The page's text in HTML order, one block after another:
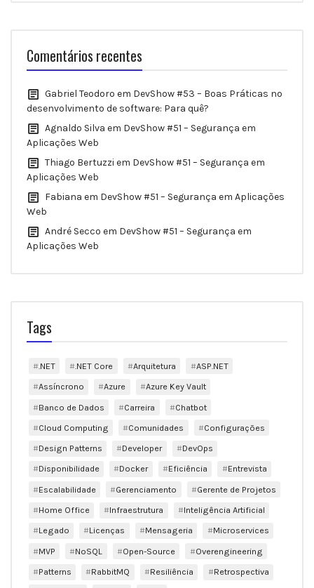
Comentários recentes
Gabriel Teodoro em DevShow #53 – Boas Práticas no
desenvolvimento de software: Para quê?
Agnaldo Silva em DevShow #51 – Segurança em
Aplicações Web
Thiago Bertuzzi em DevShow #51 – Segurança em
Aplicações Web
Fabiana em DevShow #51 – Segurança em Aplicações
Web
André Secco em DevShow #51 – Segurança em
Aplicações Web
Tags
.NET .NET Core Arquitetura
ASP.NET
Assíncrono
Azure
Azure Key Vault
Banco de Dados
Carreira
Chatbot
Cloud Computing
Comunidades
Configurações
Design Patterns
Developer
DevOps
Disponibilidade
Docker Eficiência
Entrevista
Escalabilidade
Gerenciamento
Gerente de Projetos
Home Office
Infraestrutura
Inteligência Artificial
Legado
Licenças Mensageria
Microservices
MVP
NoSQL Open-Source
Overengineering
Patterns
RabbitMQ Resiliência
Retrospectiva